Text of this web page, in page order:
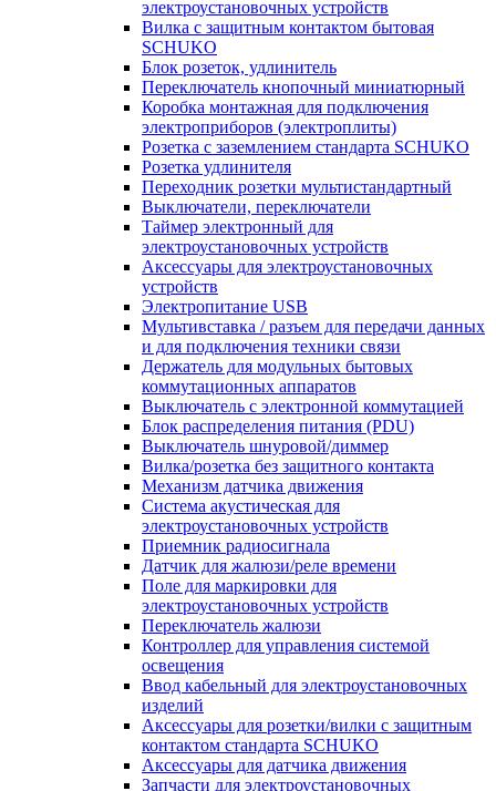
электроустановочных устройств
Вилка с защитным контактом бытовая
SCHUKO
Блок розеток, удлинитель
Переключатель кнопочный миниатюрный
Коробка монтажная для подключения
электроприборов (электроплиты)
Розетка с заземлением стандарта SCHUKO
Розетка удлинителя
Переходник розетки мультистандартный
Выключатели, переключатели
Таймер электронный для
электроустановочных устройств
Аксессуары для электроустановочных
устройств
Электропитание USB
Мультивставка / разъем для передачи данных
и для подключения техники связи
Держатель для модульных бытовых
коммутационных аппаратов
Выключатель с электронной коммутацией
Блок распределения питания (PDU)
Выключатель шнуровой/диммер
Вилка/розетка без защитного контакта
Механизм датчика движения
Система акустическая для
электроустановочных устройств
Приемник радиосигнала
Датчик для жалюзи/реле времени
Поле для маркировки для
электроустановочных устройств
Переключатель жалюзи
Контроллер для управления системой
освещения
Ввод кабельный для электроустановочных
изделий
Аксессуары для розетки/вилки с защитным
контактом стандарта SCHUKO
Аксессуары для датчика движения
Запчасти для электроустановочных